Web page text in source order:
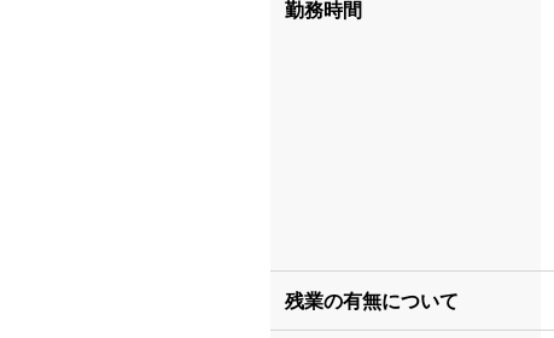
勤務時間
残業の有無について